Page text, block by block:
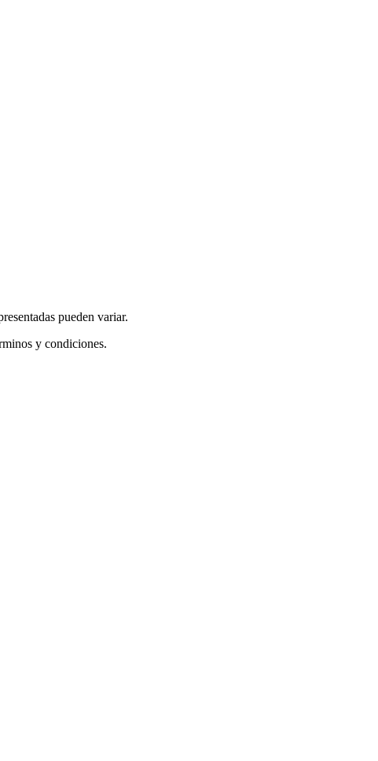
pueden variar.
y condiciones.